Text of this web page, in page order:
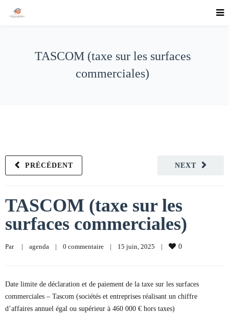
TASCOM (taxe sur les surfaces
commerciales)
NEXT
PRÉCÉDENT
TASCOM (taxe sur les
surfaces commerciales)
Par | agenda | 0 commentaire | 15 juin, 2025 | 0
Date limite de déclaration et de paiement de la taxe sur les surfaces
commerciales – Tascom (sociétés et entreprises réalisant un chiffre
d’affaires annuel égal ou supérieur à 460 000 € hors taxes)